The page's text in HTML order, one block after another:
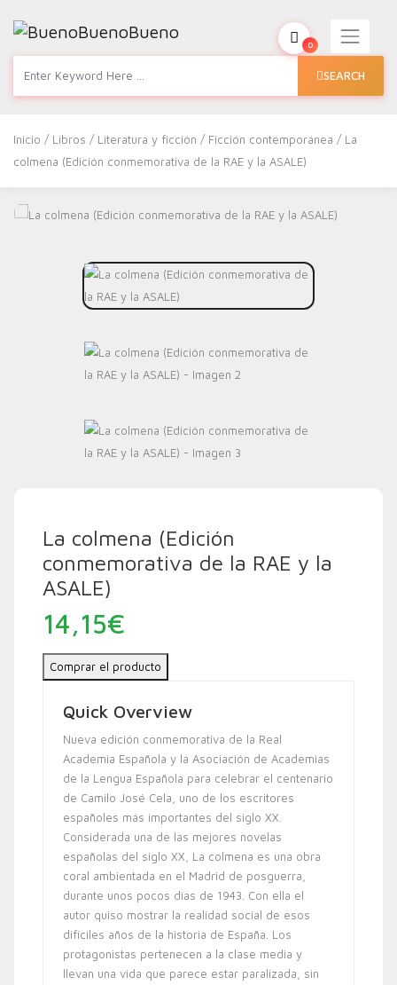
SEARCH
0
Inicio / Libros / Literatura y ficción / Ficción contemporánea / La
colmena (Edición conmemorativa de la RAE y la ASALE)
La colmena (Edición
conmemorativa de la RAE y la
ASALE)
14,15€
Comprar el producto
Quick Overview
Nueva edición conmemorativa de la Real
Academia Española y la Asociación de Academias
de la Lengua Española para celebrar el centenario
de Camilo José Cela, uno de los escritores
españoles más importantes del siglo XX.
Considerada una de las mejores novelas
españolas del siglo XX, La colmena es una obra
coral ambientada en el Madrid de posguerra,
durante unos pocos días de 1943. Con ella el
autor quiso mostrar la realidad social de esos
difíciles años de la historia de España. Los
protagonistas pertenecen a la clase media y
llevan una vida que parece estar paralizada, sin